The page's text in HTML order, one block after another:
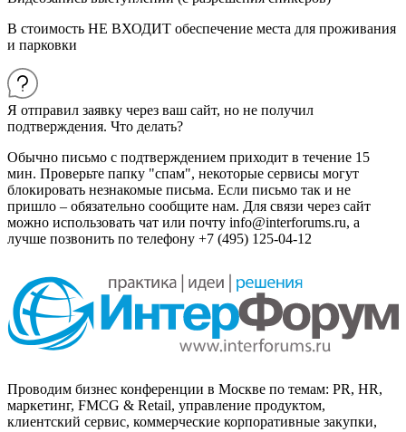
В стоимость НЕ ВХОДИТ обеспечение места для проживания
и парковки
Я отправил заявку через ваш сайт, но не получил
подтверждения. Что делать?
Обычно письмо с подтверждением приходит в течение 15
мин. Проверьте папку "спам", некоторые сервисы могут
блокировать незнакомые письма. Если письмо так и не
пришло – обязательно сообщите нам. Для связи через сайт
можно использовать чат или почту info@interforums.ru, а
лучше позвонить по телефону +7 (495) 125-04-12
Проводим бизнес конференции в Москве по темам: PR, HR,
маркетинг, FMCG & Retail, управление продуктом,
клиентский сервис, коммерческие корпоративные закупки,